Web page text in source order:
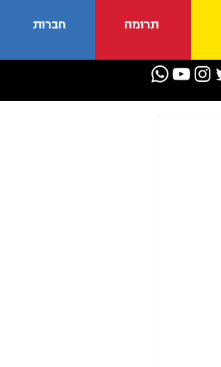
חברות תרומה